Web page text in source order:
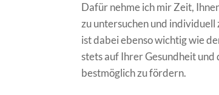
Dafür nehme ich mir Zeit,
zu untersuchen und
ist dabei ebenso wichtig wie
stets auf Ihrer Gesundheit und
bestmöglich zu fördern.